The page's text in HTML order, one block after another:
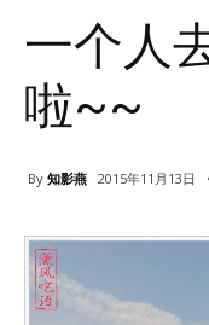
一个人
啦~~
By 知影燕 2015年11月13日